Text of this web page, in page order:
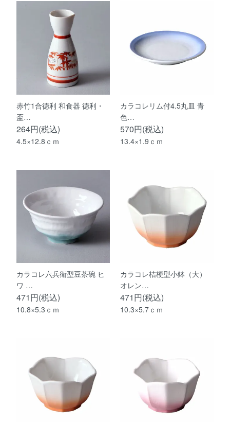
赤竹1合徳利 和食器 徳利・
盃…
264円(税込)
4.5×12.8ｃｍ
カラコレリム付4.5丸皿 青
色…
570円(税込)
13.4×1.9ｃｍ
カラコレ六兵衛型豆茶碗 ヒ
ワ …
471円(税込)
10.8×5.3ｃｍ
カラコレ桔梗型小鉢（大）
オレン…
471円(税込)
10.3×5.7ｃｍ